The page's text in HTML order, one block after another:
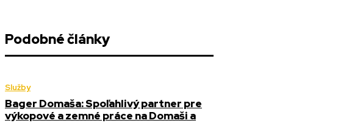
Podobné články
Služby
Bager Domaša: Spoľahlivý partner pre
výkopové a zemné práce na Domaši a